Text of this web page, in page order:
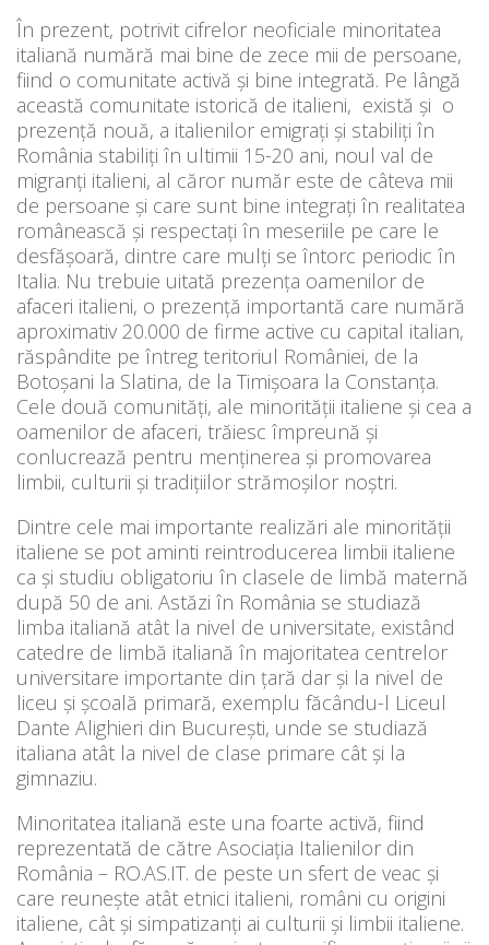
În prezent, potrivit cifrelor neoficiale minoritatea
italiană numără mai bine de zece mii de persoane,
fiind o comunitate activă și bine integrată. Pe lângă
această comunitate istorică de italieni, există și o
prezență nouă, a italienilor emigrați şi stabiliţi în
România stabiliți în ultimii 15-20 ani, noul val de
migranţi italieni, al căror număr este de câteva mii
de persoane şi care sunt bine integrați în realitatea
românească și respectați în meseriile pe care le
desfășoară, dintre care mulți se întorc periodic în
Italia. Nu trebuie uitată prezența oamenilor de
afaceri italieni, o prezență importantă care numără
aproximativ 20.000 de firme active cu capital italian,
răspândite pe întreg teritoriul României, de la
Botoșani la Slatina, de la Timișoara la Constanța.
Cele două comunități, ale minorității italiene și cea a
oamenilor de afaceri, trăiesc împreună și
conlucrează pentru menținerea și promovarea
limbii, culturii și tradițiilor strămoșilor noștri.
Dintre cele mai importante realizări ale minorităţii
italiene se pot aminti reintroducerea limbii italiene
ca și studiu obligatoriu în clasele de limbă maternă
după 50 de ani. Astăzi în România se studiază
limba italiană atât la nivel de universitate, existând
catedre de limbă italiană în majoritatea centrelor
universitare importante din țară dar și la nivel de
liceu și școală primară, exemplu făcându-l Liceul
Dante Alighieri din București, unde se studiază
italiana atât la nivel de clase primare cât și la
gimnaziu.
Minoritatea italiană este una foarte activă, fiind
reprezentată de către Asociația Italienilor din
România – RO.AS.IT. de peste un sfert de veac și
care reunește atât etnici italieni, români cu origini
italiene, cât și simpatizanți ai culturii și limbii italiene.